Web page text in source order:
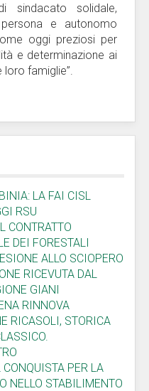
solidale,
e autonomo
oggi preziosi per
e determinazione ai
famiglie”.
LA FAI CISL
RSU
CONTRATTO
DEI FORESTALI
ALLO SCIOPERO
RICEVUTA DAL
GIANI
RINNOVA
RICASOLI, STORICA
PER LA
NELLO STABILIMENTO